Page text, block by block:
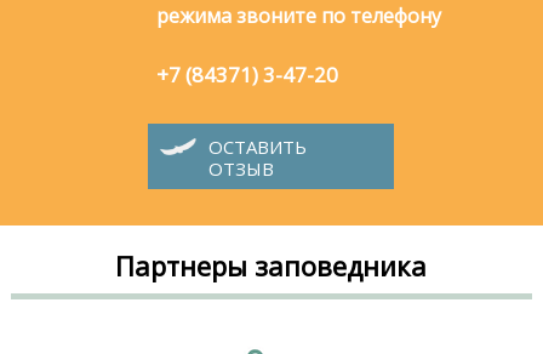
режима звоните по телефону
+7 (84371) 3-47-20
ОСТАВИТЬ
ОТЗЫВ
Партнеры заповедника